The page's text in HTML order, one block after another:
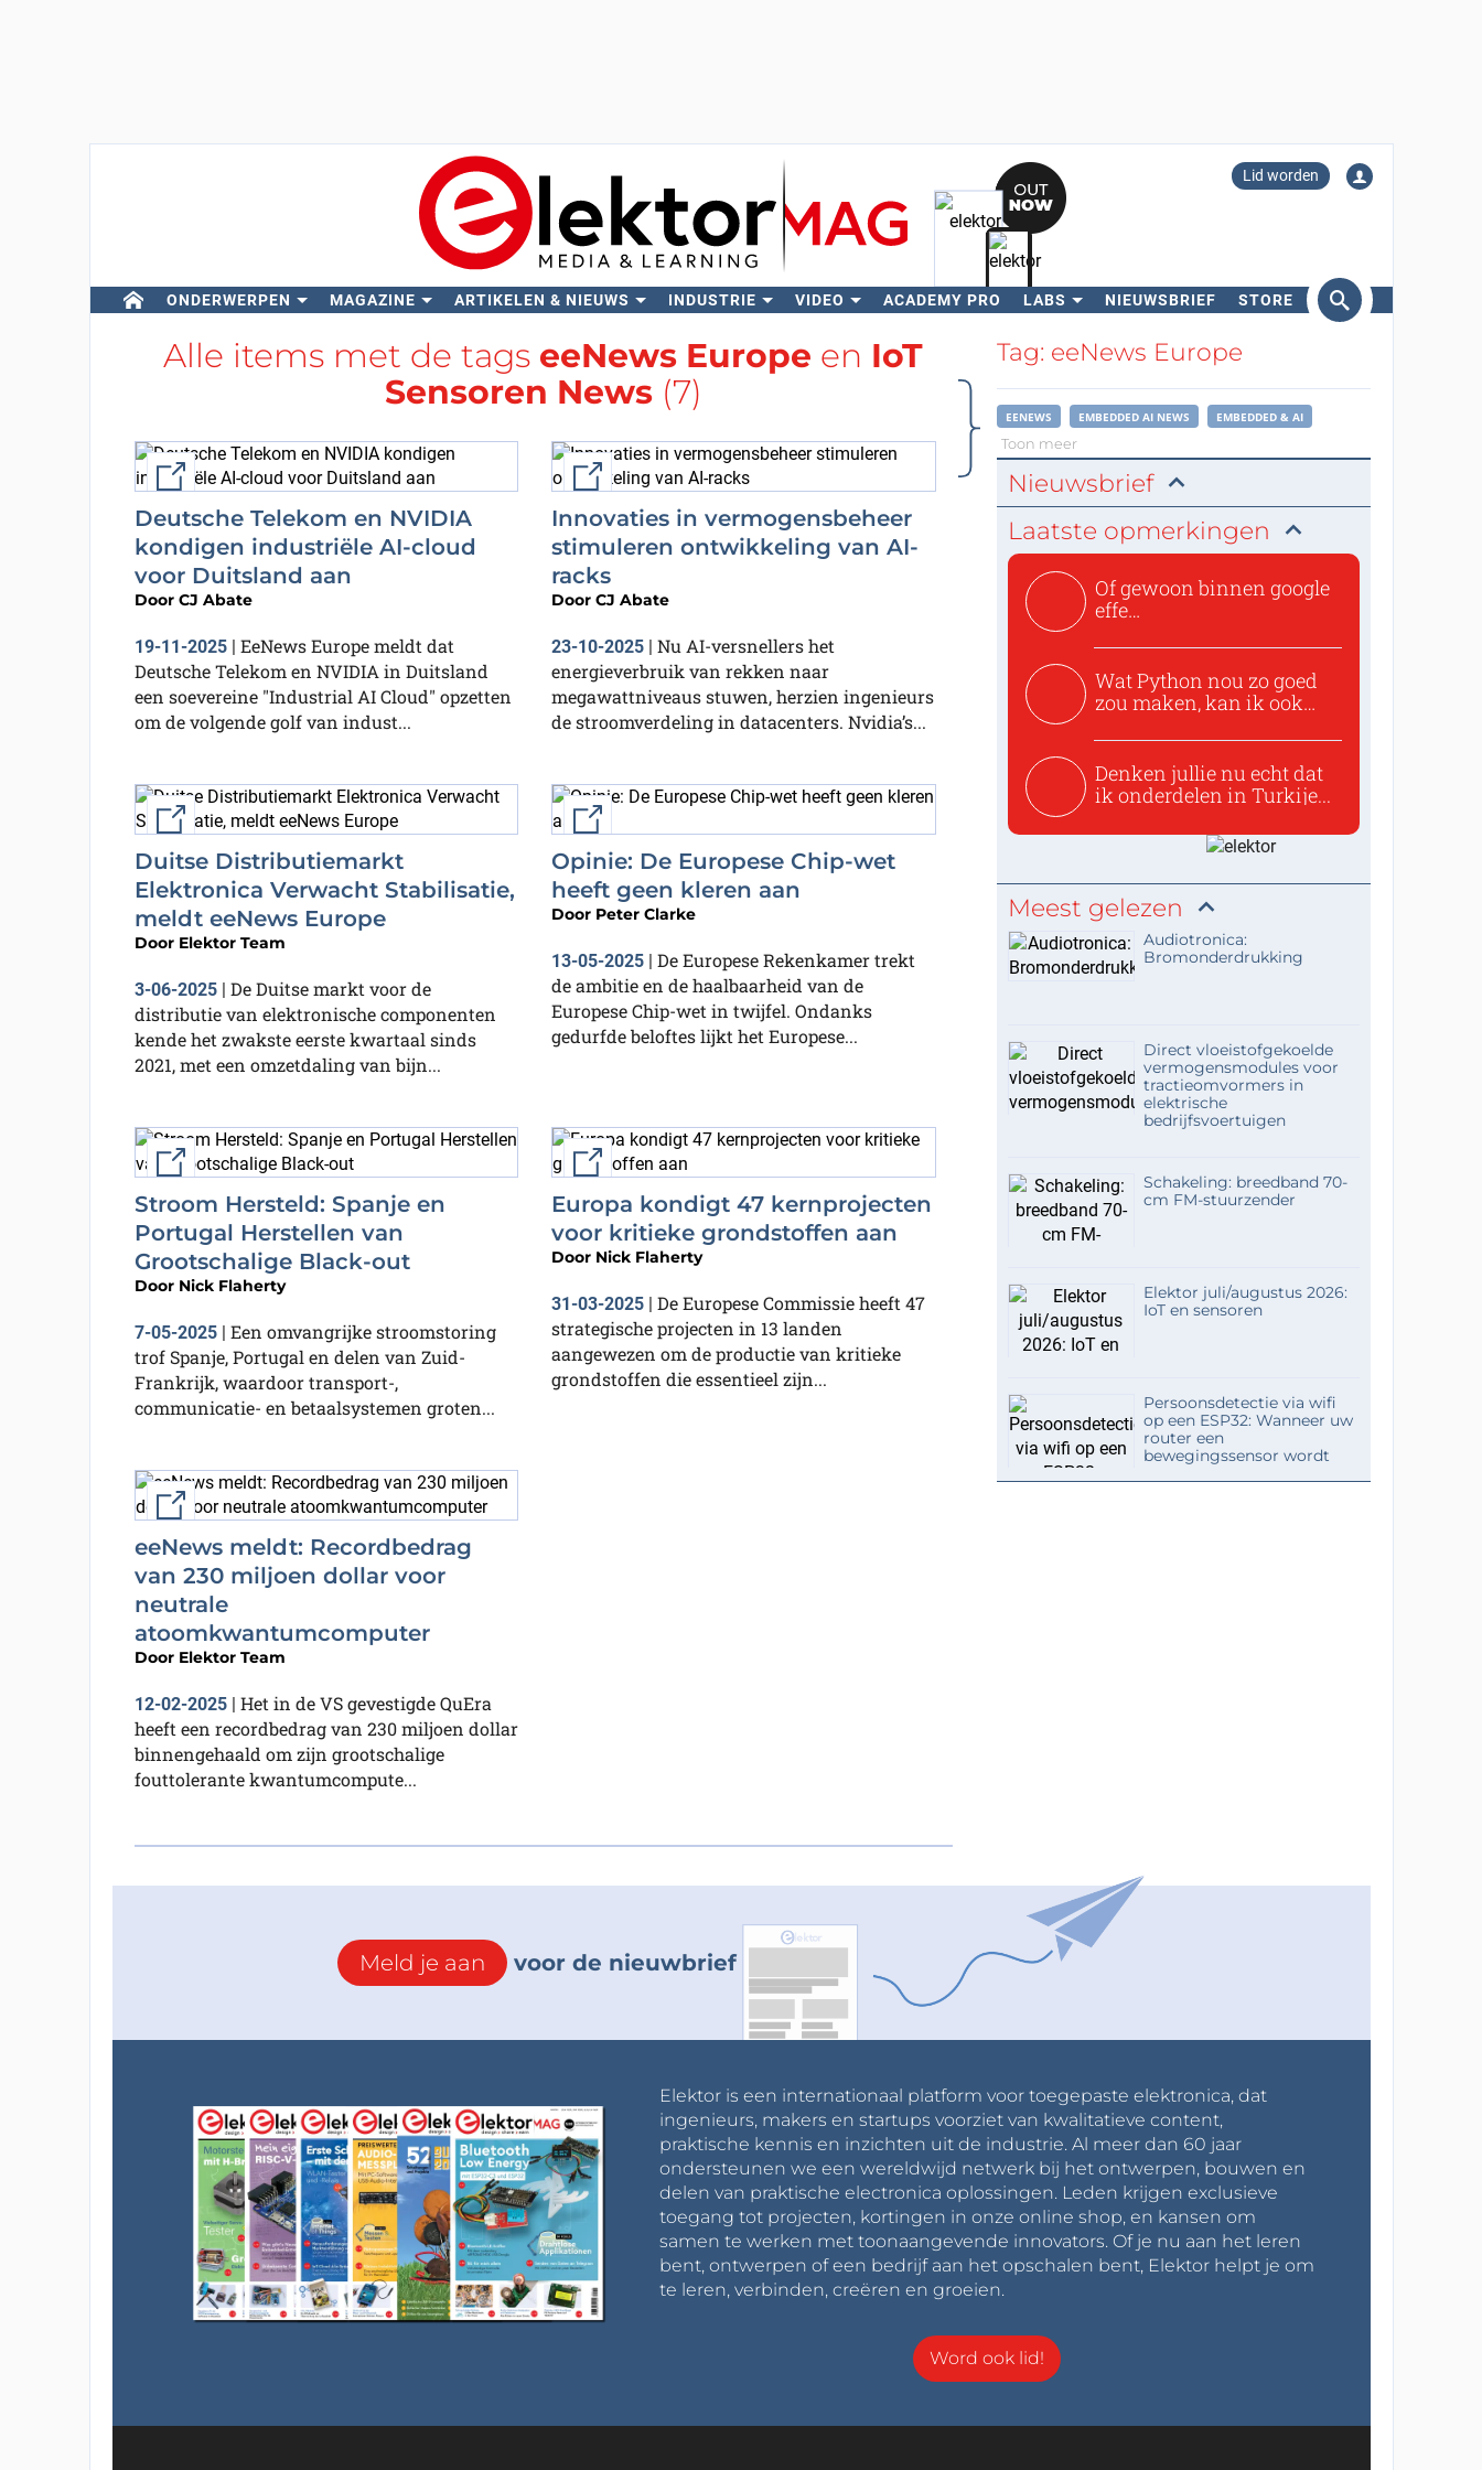
Lid worden
ONDERWERPEN MAGAZINE ARTIKELEN & NIEUWS INDUSTRIE VIDEO ACADEMY PRO LABS NIEUWSBRIEF STORE
Zoeken
Alle items met de tags eeNews Europe en IoT
Sensoren News(7)
External link
Deutsche Telekom en NVIDIA
kondigen industriële AI-cloud
voor Duitsland aan
Door CJ Abate
19-11-2025| EeNews Europe meldt dat
Deutsche Telekom en NVIDIA in Duitsland
een soevereine "Industrial AI Cloud" opzetten
om de volgende golf van indust...
External link
Innovaties in vermogensbeheer
stimuleren ontwikkeling van AI-
racks
Door CJ Abate
23-10-2025 | Nu AI-versnellers het
energieverbruik van rekken naar
megawattniveaus stuwen, herzien ingenieurs
de stroomverdeling in datacenters. Nvidia’s...
External link
Duitse Distributiemarkt
Elektronica Verwacht Stabilisatie,
meldt eeNews Europe
Door Elektor Team
3-06-2025| De Duitse markt voor de
distributie van elektronische componenten
kende het zwakste eerste kwartaal sinds
2021, met een omzetdaling van bijn...
Opinie: De Europese Chip-wet
heeft geen kleren aan
Door Peter Clarke
13-05-2025 | De Europese Rekenkamer trekt
de ambitie en de haalbaarheid van de
Europese Chip-wet in twijfel. Ondanks
gedurfde beloftes lijkt het Europese...
External link
Stroom Hersteld: Spanje en
Portugal Herstellen van
Grootschalige Black-out
Door Nick Flaherty
7-05-2025| Een omvangrijke stroomstoring
trof Spanje, Portugal en delen van Zuid-
Frankrijk, waardoor transport-,
communicatie- en betaalsystemen groten...
External link
Europa kondigt 47 kernprojecten
voor kritieke grondstoffen aan
Door Nick Flaherty
31-03-2025 | De Europese Commissie heeft 47
strategische projecten in 13 landen
aangewezen om de productie van kritieke
grondstoffen die essentieel zijn...
External link
eeNews meldt: Recordbedrag
van 230 miljoen dollar voor
neutrale
atoomkwantumcomputer
Door Elektor Team
12-02-2025| Het in de VS gevestigde QuEra
heeft een recordbedrag van 230 miljoen dollar
binnengehaald om zijn grootschalige
fouttolerante kwantumcompute...
Tag: eeNews Europe
EENEWS EMBEDDED AI NEWS EMBEDDED & AI
Toon meer
Nieuwsbrief
Laatste opmerkingen
Of gewoon binnen google
effe
Wat Python nou zo goed
zou maken, kan ik ook
Denken jullie nu echt dat
ik onderdelen in Turkije...
Meest gelezen
Audiotronica:
Bromonderdrukking
Direct vloeistofgekoelde
vermogensmodules voor
tractieomvormers in
elektrische
bedrijfsvoertuigen
Schakeling: breedband 70-
cm FM-stuurzender
Elektor juli/augustus 2026:
IoT en sensoren
Persoonsdetectie via wifi
op een ESP32: Wanneer uw
router een
bewegingssensor wordt
Meld je aan voor de nieuwbrief
Elektor is een internationaal platform voor toegepaste elektronica, dat
ingenieurs, makers en startups voorziet van kwalitatieve content,
praktische kennis en inzichten uit de industrie. Al meer dan 60 jaar
ondersteunen we een wereldwijd netwerk bij het ontwerpen, bouwen en
delen van praktische electronica oplossingen. Leden krijgen exclusieve
toegang tot projecten, kortingen in onze online shop, en kansen om
samen te werken met toonaangevende innovators. Of je nu aan het leren
bent, ontwerpen of een bedrijf aan het opschalen bent, Elektor helpt je om
te leren, verbinden, creëren en groeien.
Word ook lid!